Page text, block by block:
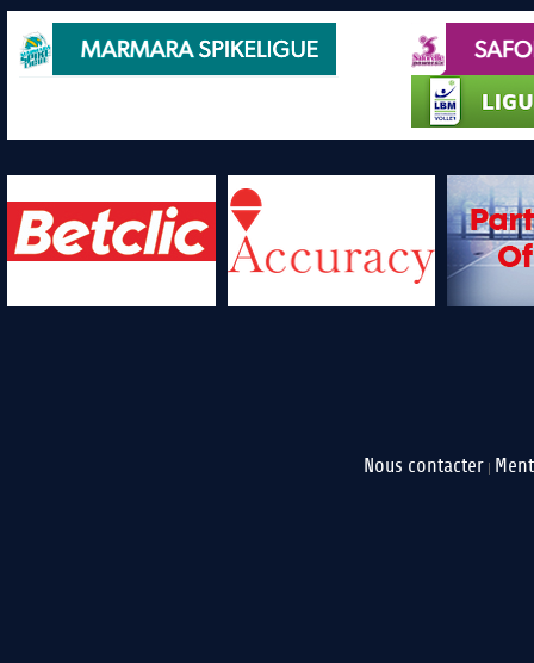
Nous contacter |